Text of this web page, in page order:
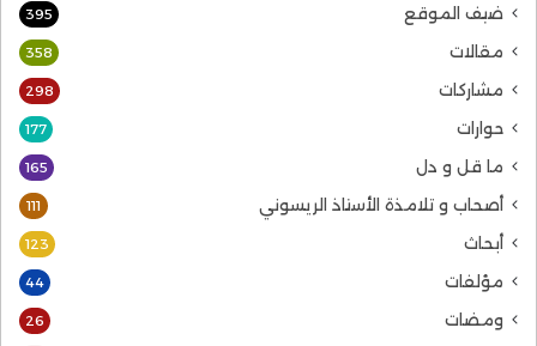
ضيف الموقع 395
مقالات 358
مشاركات 298
حوارات 177
ما قل و دل 165
أصحاب و تلامذة الأستاذ الريسوني 111
أبحاث 123
مؤلفات 44
ومضات 26